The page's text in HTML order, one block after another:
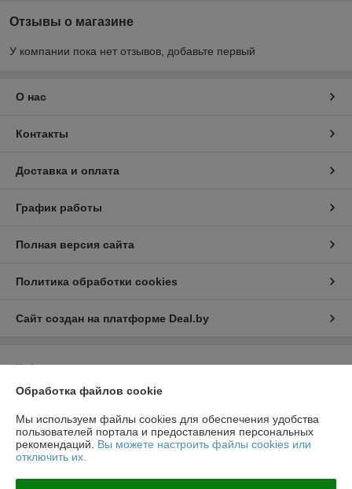
Отзывы о магазине
У компании пока нет отзывов, добавьте первый
О нас
Контакты
Доставка и оплата
График работы
Полная версия сайта
Политика обработки cookies
Сайт создан на платформе Deal.by
Информация для покупателя
Юридическое лицо:Общество с ограниченной ответственностью
Минская обл, Минский р-н, п.Юбилейный, ул. Коммунальная, д.4а/7
Регистрационный номер ЕГР: 690637053
Обработка файлов cookie
Мы используем файлы cookies для обеспечения удобства
пользователей портала и предоставления персональных
рекомендаций. Вы можете настроить файлы cookies или
отключить их.